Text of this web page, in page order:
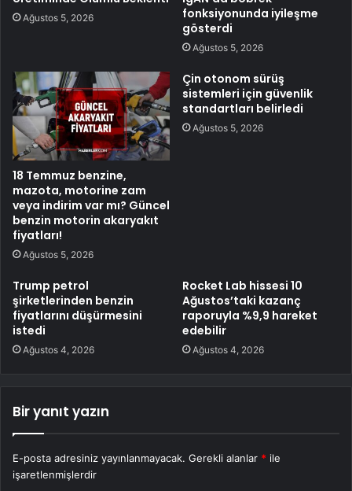
Ağustos 5, 2026
fonksiyonunda iyileşme
gösterdi
Ağustos 5, 2026
18 Temmuz benzine,
mazota, motorine zam
veya indirim var mı? Güncel
benzin motorin akaryakıt
fiyatları!
Ağustos 5, 2026
Çin otonom sürüş
sistemleri için güvenlik
standartları belirledi
Ağustos 5, 2026
Trump petrol
şirketlerinden benzin
fiyatlarını düşürmesini
istedi
Ağustos 4, 2026
Rocket Lab hissesi 10
Ağustos’taki kazanç
raporuyla %9,9 hareket
edebilir
Ağustos 4, 2026
Bir yanıt yazın
E-posta adresiniz yayınlanmayacak. Gerekli alanlar * ile
işaretlenmişlerdir